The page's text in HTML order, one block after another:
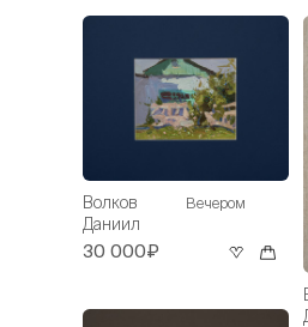
Волков
Даниил
Вечером
30 000₽